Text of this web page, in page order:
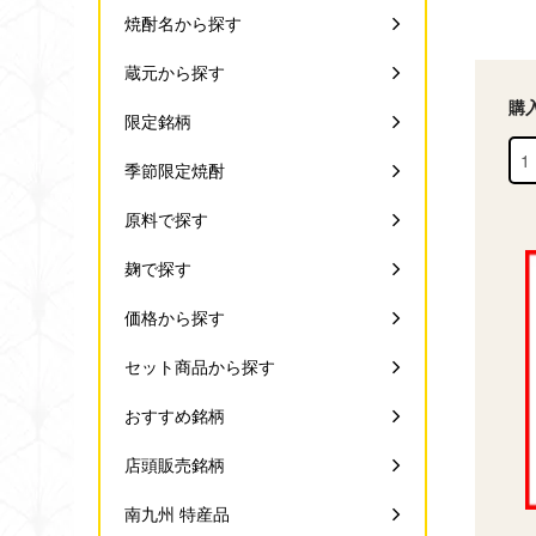
購
焼酎名から探す
蔵元から探す
限定銘柄
季節限定焼酎
原料で探す
麹で探す
価格から探す
セット商品から探す
おすすめ銘柄
店頭販売銘柄
南九州 特産品